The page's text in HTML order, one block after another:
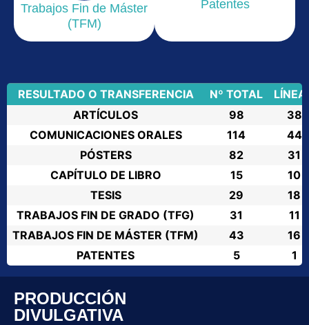
Trabajos Fin de Máster
(TFM)
Patentes
RESULTADO O TRANSFERENCIA Nº TOTAL
LÍNEA
ARTÍCULOS
98
38
COMUNICACIONES ORALES
114
44
PÓSTERS
82
31
CAPÍTULO DE LIBRO
15
10
TESIS
29
18
TRABAJOS FIN DE GRADO (TFG)
31
11
TRABAJOS FIN DE MÁSTER (TFM)
43
16
PATENTES
5 1
PRODUCCIÓN
DIVULGATIVA